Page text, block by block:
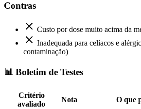
Contras
Custo por dose muito acima da
Inadequada para celíacos e
contaminação)
📊 Boletim de Testes
Critério
avaliado
Nota
O que